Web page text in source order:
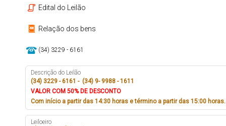
Edital do Leilão
Relação dos bens
(34) 3229 - 6161
Descrição do Leilão
(34) 3229 - 6161 - (34) 9- 9988 - 1611
VALOR COM 50% DE DESCONTO
Com início a partir das 14:30 horas e término a partir das 15:00 horas.
Leiloeiro